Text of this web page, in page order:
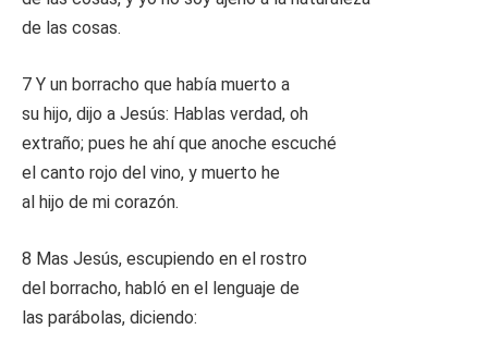
de las cosas.
7 Y un borracho que había muerto a
su hijo, dijo a Jesús: Hablas verdad, oh
extraño; pues he ahí que anoche escuché
el canto rojo del vino, y muerto he
al hijo de mi corazón.
8 Mas Jesús, escupiendo en el rostro
del borracho, habló en el lenguaje de
las parábolas, diciendo: